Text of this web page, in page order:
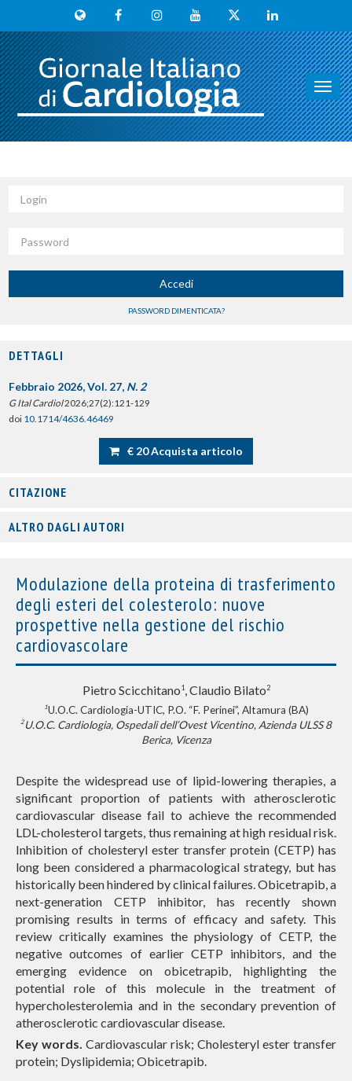
Accedi
PASSWORD DIMENTICATA?
DETTAGLI
Febbraio 2026, Vol. 27, N. 2
G Ital Cardiol2026;27(2):121-129
doi 10.1714/4636.46469
€ 20 Acquista articolo
CITAZIONE
ALTRO DAGLI AUTORI
Modulazione della proteina di trasferimento
degli esteri del colesterolo: nuove
prospettive nella gestione del rischio
cardiovascolare
Pietro Scicchitano1, Claudio Bilato2
1U.O.C.Cardiologia-UTIC, P.O. “F. Perinei”, Altamura (BA)
2 U.O.C. Cardiologia, Ospedali dell’Ovest Vicentino, Azienda ULSS 8
Berica, Vicenza
Despite the widespread use of lipid-lowering therapies, a
significant proportion of patients with atherosclerotic
cardiovascular disease fail to achieve the recommended
LDL-cholesterol targets, thus remaining at high residual risk.
Inhibition of cholesteryl ester transfer protein (CETP) has
long been considered a pharmacological strategy, but has
historically been hindered by clinical failures. Obicetrapib, a
next-generation CETP inhibitor, has recently shown
promising results in terms of efficacy and safety. This
review critically examines the physiology of CETP, the
negative outcomes of earlier CETP inhibitors, and the
emerging evidence on obicetrapib, highlighting the
potential role of this molecule in the treatment of
hypercholesterolemia and in the secondary prevention of
atherosclerotic cardiovascular disease.
Key words. Cardiovascular risk; Cholesteryl ester transfer
protein; Dyslipidemia; Obicetrapib.